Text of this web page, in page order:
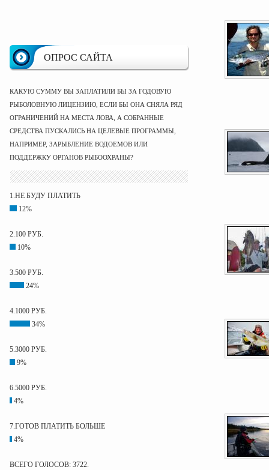
ОПРОС САЙТА
КАКУЮ СУММУ ВЫ ЗАПЛАТИЛИ БЫ ЗА ГОДОВУЮ
РЫБОЛОВНУЮ ЛИЦЕНЗИЮ, ЕСЛИ БЫ ОНА СНЯЛА РЯД
ОГРАНИЧЕНИЙ НА МЕСТА ЛОВА, А СОБРАННЫЕ
СРЕДСТВА ПУСКАЛИСЬ НА ЦЕЛЕВЫЕ ПРОГРАММЫ,
НАПРИМЕР, ЗАРЫБЛЕНИЕ ВОДОЕМОВ ИЛИ
ПОДДЕРЖКУ ОРГАНОВ РЫБООХРАНЫ?
1.НЕ БУДУ ПЛАТИТЬ
12%
2.100 РУБ.
10%
3.500 РУБ.
24%
4.1000 РУБ.
34%
5.3000 РУБ.
9%
6.5000 РУБ.
4%
7.ГОТОВ ПЛАТИТЬ БОЛЬШЕ
4%
ВСЕГО ГОЛОСОВ: 3722.